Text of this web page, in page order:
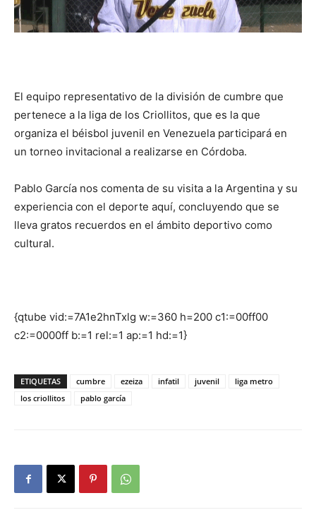
El equipo representativo de la división de cumbre que
pertenece a la liga de los Criollitos, que es la que
organiza el béisbol juvenil en Venezuela participará en
un torneo invitacional a realizarse en Córdoba.
Pablo García nos comenta de su visita a la Argentina y su
experiencia con el deporte aquí, concluyendo que se
lleva gratos recuerdos en el ámbito deportivo como
cultural.
{qtube vid:=7A1e2hnTxlg w:=360 h=200 c1:=00ff00
c2:=0000ff b:=1 rel:=1 ap:=1 hd:=1}
ETIQUETAS cumbre ezeiza infatil juvenil
liga metro
los criollitos
pablo garcía